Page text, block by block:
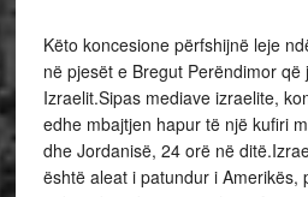
Këto koncesione përfshijnë leje
në pjesët e Bregut Perëndimor
Izraelit.Sipas mediave izraelite,
edhe mbajtjen hapur të një kufiri
dhe Jordanisë, 24 orë në
është aleat i patundur i Amerikës,